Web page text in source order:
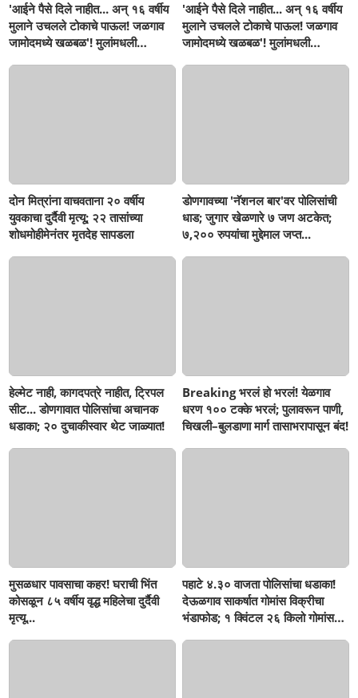
'आईने पैसे दिले नाहीत... अन् १६ वर्षीय
मुलाने उचलले टोकाचे पाऊल! जळगाव
जामोदमध्ये खळबळ'! मुलांमधली
'आईने पैसे दिले नाहीत... अन् १६ वर्षीय
मुलाने उचलले टोकाचे पाऊल! जळगाव
जामोदमध्ये खळबळ'! मुलांमधली
दोन मित्रांना वाचवताना २० वर्षीय
युवकाचा दुर्दैवी मृत्यू; २२ तासांच्या
शोधमोहीमेनंतर मृतदेह सापडला
डोणगावच्या 'नॅशनल बार'वर पोलिसांची
धाड; जुगार खेळणारे ७ जण अटकेत;
७,२०० रुपयांचा मुद्देमाल जप्त...
हेल्मेट नाही, कागदपत्रे नाहीत, ट्रिपल
सीट... डोणगावात पोलिसांचा अचानक
धडाका; २० दुचाकीस्वार थेट जाळ्यात!
Breaking भरलं हो भरलं! येळगाव
धरण १०० टक्के भरलं; पुलावरून पाणी,
चिखली–बुलडाणा मार्ग तासाभरापासून बंद!
मुसळधार पावसाचा कहर! घराची भिंत
कोसळून ८५ वर्षीय वृद्ध महिलेचा दुर्दैवी
मृत्यू...
पहाटे ४.३० वाजता पोलिसांचा धडाका!
देऊळगाव साकर्षात गोमांस विक्रीचा
भंडाफोड; १ क्विंटल २६ किलो गोमांस